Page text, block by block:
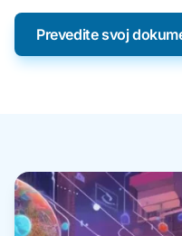
Prevedite svoj